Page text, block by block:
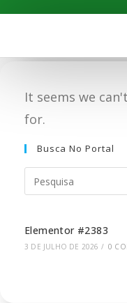
It seems we
for.
Busca No Portal
Elementor #2383
3 DE JULHO DE 2026 / 0